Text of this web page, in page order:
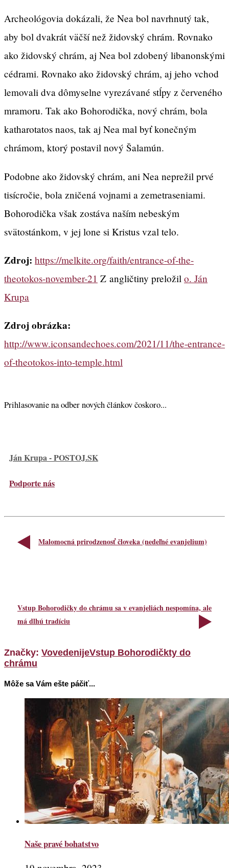
Archeológovia dokázali, že Nea bol navrhnutý tak,
aby bol dvakrát väčší než židovský chrám. Rovnako
ako židovský chrám, aj Nea bol zdobený libanonskými
cédrami. Rovnako ako židovský chrám, aj jeho vchod
lemovali dva dômyselne vyrezávané stĺpy z červeného
mramoru. Tak ako Bohorodička, nový chrám, bola
katharotatos naos, tak aj Nea mal byť konečným
chrámom, ktorý postavil nový Šalamún.
Podobne ako židovský chrám, ani Nea neprežil prvé
tisícročie, bola zničená vojnami a zemetraseniami.
Bohorodička však zostáva naším nebeským
svätostánkom, v jej lone si Kristus vzal telo.
Zdroj: https://melkite.org/faith/entrance-of-the-
theotokos-november-21 Z angličtiny preložil o. Ján
Krupa
Zdroj obrázka:
http://www.iconsandechoes.com/2021/11/the-entrance-
of-theotokos-into-temple.html
Prihlasovanie na odber nových článkov čoskoro...
Ján Krupa - POSTOJ.SK
Podporte nás
Malomocná prirodzenosť človeka (nedeľné evanjelium)
Vstup Bohorodičky do chrámu sa v evanjeliách nespomína, ale
má dlhú tradíciu
Značky: VovedenijeVstup Bohorodičkty do
chrámu
Môže sa Vám ešte páčiť...
Naše pravé bohatstvo